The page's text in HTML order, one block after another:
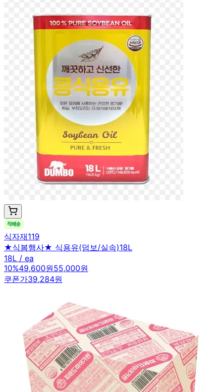
식자재119
★식봄행사★ 식용유(덤보/실속)18L
18L / ea
10%49,600원55,000원
쿠폰가39,284원